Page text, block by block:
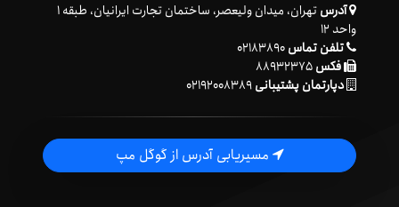
آدرس
تهران، میدان ولیعصر، ساختمان تجارت ایرانیان، طبقه ۱
واحد ۱۲
تلفن تماس۰۲۱۸۳۸۹۰
فکس۸۸۹۳۲۳۷۵
دپارتمان پشتیبانی۰۲۱۹۲۰۰۸۳۸۹
مسیریابی آدرس از گوگل مپ